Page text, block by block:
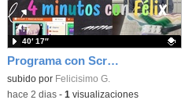
Programa con Scratch, 8 diferentes juegos para vivir la emoción de los partidos de España en el mundial 2026
Contenido educativo.
subido por Felicisimo G.
40′ 17″
-hace 2 dias- 1 visualizaciones